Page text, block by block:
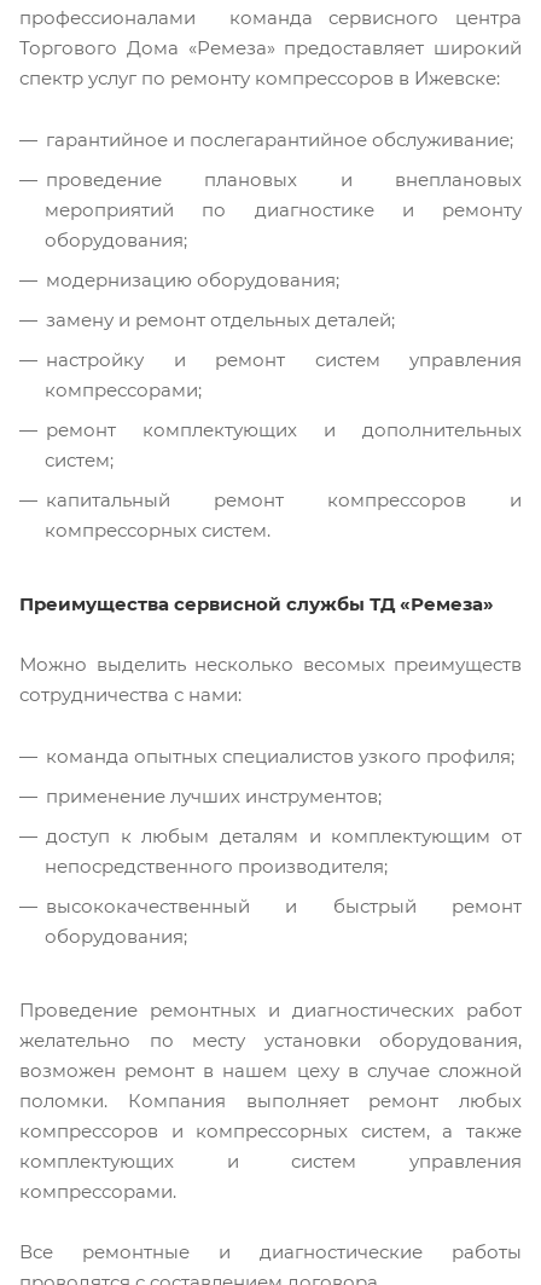
профессионалами команда сервисного центра
Торгового Дома «Ремеза» предоставляет широкий
спектр услуг по ремонту компрессоров в Ижевске:
гарантийное и послегарантийное обслуживание;
проведение плановых и внеплановых
мероприятий по диагностике и ремонту
оборудования;
модернизацию оборудования;
замену и ремонт отдельных деталей;
настройку и ремонт систем управления
компрессорами;
ремонт комплектующих и дополнительных
систем;
капитальный ремонт компрессоров и
компрессорных систем.
Преимущества сервисной службы ТД «Ремеза»
Можно выделить несколько весомых преимуществ
сотрудничества с нами:
команда опытных специалистов узкого профиля;
применение лучших инструментов;
доступ к любым деталям и комплектующим от
непосредственного производителя;
высококачественный и быстрый ремонт
оборудования;
Проведение ремонтных и диагностических работ
желательно по месту установки оборудования,
возможен ремонт в нашем цеху в случае сложной
поломки. Компания выполняет ремонт любых
компрессоров и компрессорных систем, а также
комплектующих и систем управления
компрессорами.
Все ремонтные и диагностические работы